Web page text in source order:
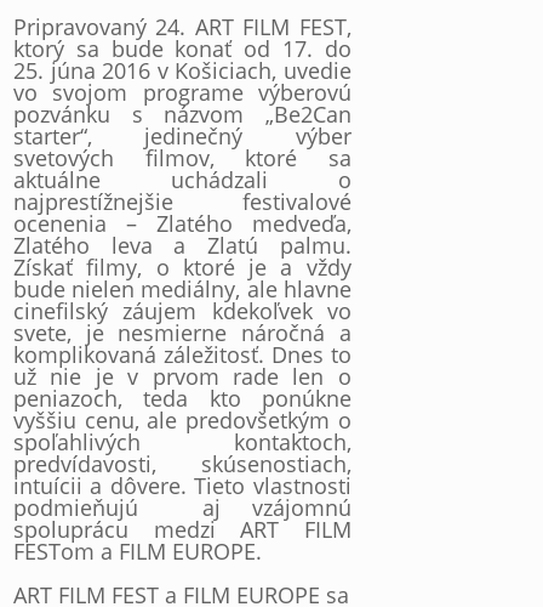
Pripravovaný 24. ART FILM FEST,
ktorý sa bude konať od 17. do
25. júna 2016 v Košiciach, uvedie
vo svojom programe výberovú
pozvánku s názvom „Be2Can
starter“, jedinečný výber
svetových filmov, ktoré sa
aktuálne uchádzali o
najprestížnejšie festivalové
ocenenia – Zlatého medveďa,
Zlatého leva a Zlatú palmu.
Získať filmy, o ktoré je a vždy
bude nielen mediálny, ale hlavne
cinefilský záujem kdekoľvek vo
svete, je nesmierne náročná a
komplikovaná záležitosť. Dnes to
už nie je v prvom rade len o
peniazoch, teda kto ponúkne
vyššiu cenu, ale predovšetkým o
spoľahlivých kontaktoch,
predvídavosti, skúsenostiach,
intuícii a dôvere. Tieto vlastnosti
podmieňujú aj vzájomnú
spoluprácu medzi ART FILM
FESTom a FILM EUROPE.
ART FILM FEST a FILM EUROPE sa